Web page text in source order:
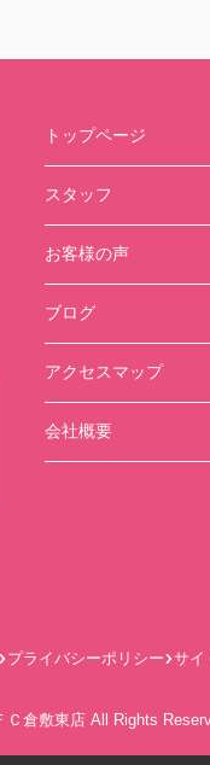
トップページ
スタッフ
お客様の声
ブログ
アクセスマップ
会社概要
プライバシーポリシー サイ
Ｃ倉敷東店 All Rights